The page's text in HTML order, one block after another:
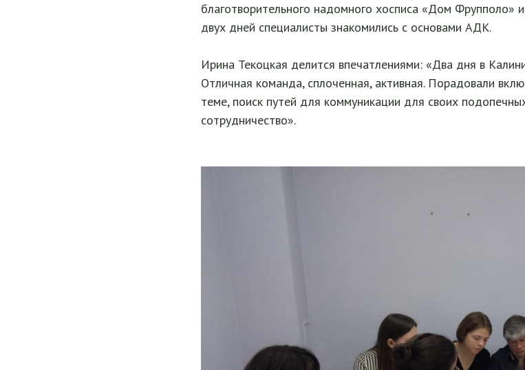
благотворительного надомного хосписа «Дом Фрупполо»
двух дней специалисты знакомились с основами АДК.
Ирина Текоцкая делится впечатлениями: «Два дня в
Отличная команда, сплоченная, активная. Порадовали
теме, поиск путей для коммуникации для своих
сотрудничество».